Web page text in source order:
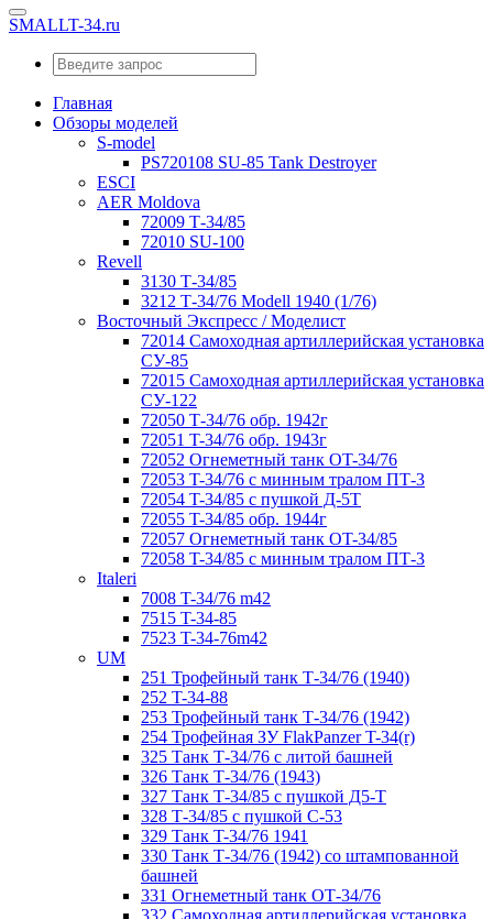
SMALLT-34.ru
Главная
Обзоры моделей
S-model
PS720108 SU-85 Tank Destroyer
ESCI
AER Moldova
72009 Т-34/85
72010 SU-100
Revell
3130 Т-34/85
3212 Т-34/76 Modell 1940 (1/76)
Восточный Экспресс / Моделист
72014 Самоходная артиллерийская установка
СУ-85
72015 Самоходная артиллерийская установка
СУ-122
72050 Т-34/76 обр. 1942г
72051 T-34/76 обр. 1943г
72052 Огнеметный танк OT-34/76
72053 T-34/76 с минным тралом ПТ-3
72054 T-34/85 с пушкой Д-5Т
72055 T-34/85 обр. 1944г
72057 Огнеметный танк ОT-34/85
72058 T-34/85 с минным тралом ПТ-3
Italeri
7008 T-34/76 m42
7515 T-34-85
7523 T-34-76m42
UM
251 Трофейный танк Т-34/76 (1940)
252 T-34-88
253 Трофейный танк Т-34/76 (1942)
254 Трофейная ЗУ FlakPanzer T-34(r)
325 Танк Т-34/76 с литой башней
326 Танк Т-34/76 (1943)
327 Танк Т-34/85 с пушкой Д5-Т
328 Т-34/85 с пушкой С-53
329 Танк T-34/76 1941
330 Танк Т-34/76 (1942) со штампованной
башней
331 Огнеметный танк ОТ-34/76
332 Самоходная артиллерийская установка